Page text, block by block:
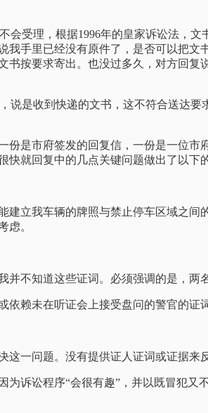
会受理，根据1996年的皇家诉讼法，
手里已经没有原件了，是否可以把
按要求寄出。也没过多久，对方回
说是收到快递的文书，这不符合送达
是市府签发的回复信，一份是一位
就回复中的几点关键问题做出了以下
立我车辆的牌照与禁止停车区域之
虑。
不知道这些证词。必须强调的是，两
赖未在听证会上接受盘问的警官的证
一问题。没有提供证人证词或证据来
诉讼程序“会很有趣”，并以既冒犯